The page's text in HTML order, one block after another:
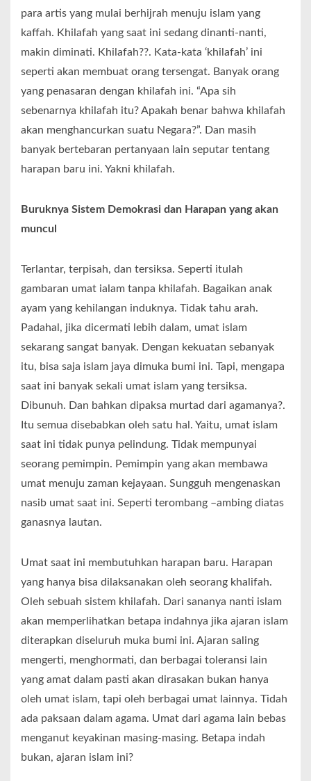
para artis yang mulai berhijrah menuju islam yang
kaffah. Khilafah yang saat ini sedang dinanti-nanti,
makin diminati. Khilafah??. Kata-kata ‘khilafah’ ini
seperti akan membuat orang tersengat. Banyak orang
yang penasaran dengan khilafah ini. “Apa sih
sebenarnya khilafah itu? Apakah benar bahwa khilafah
akan menghancurkan suatu Negara?”. Dan masih
banyak bertebaran pertanyaan lain seputar tentang
harapan baru ini. Yakni khilafah.
Buruknya Sistem Demokrasi dan Harapan yang akan
muncul
Terlantar, terpisah, dan tersiksa. Seperti itulah
gambaran umat ialam tanpa khilafah. Bagaikan anak
ayam yang kehilangan induknya. Tidak tahu arah.
Padahal, jika dicermati lebih dalam, umat islam
sekarang sangat banyak. Dengan kekuatan sebanyak
itu, bisa saja islam jaya dimuka bumi ini. Tapi, mengapa
saat ini banyak sekali umat islam yang tersiksa.
Dibunuh. Dan bahkan dipaksa murtad dari agamanya?.
Itu semua disebabkan oleh satu hal. Yaitu, umat islam
saat ini tidak punya pelindung. Tidak mempunyai
seorang pemimpin. Pemimpin yang akan membawa
umat menuju zaman kejayaan. Sungguh mengenaskan
nasib umat saat ini. Seperti terombang –ambing diatas
ganasnya lautan.
Umat saat ini membutuhkan harapan baru. Harapan
yang hanya bisa dilaksanakan oleh seorang khalifah.
Oleh sebuah sistem khilafah. Dari sananya nanti islam
akan memperlihatkan betapa indahnya jika ajaran islam
diterapkan diseluruh muka bumi ini. Ajaran saling
mengerti, menghormati, dan berbagai toleransi lain
yang amat dalam pasti akan dirasakan bukan hanya
oleh umat islam, tapi oleh berbagai umat lainnya. Tidah
ada paksaan dalam agama. Umat dari agama lain bebas
menganut keyakinan masing-masing. Betapa indah
bukan, ajaran islam ini?